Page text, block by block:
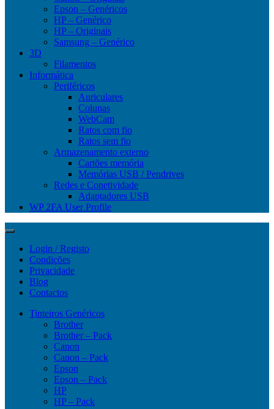
Epson – Genéricos
HP – Genérico
HP – Originais
Samsung – Genérico
3D
Filamentos
Informática
Periféricos
Auriculares
Colunas
WebCam
Ratos com fio
Ratos sem fio
Armazenamento externo
Cartões memória
Memórias USB / Pendrives
Redes e Conetividade
Adaptadores USB
WP 2FA User Profile
Login / Registo
Condições
Privacidade
Blog
Contactos
Tinteiros Genéricos
Brother
Brother – Pack
Canon
Canon – Pack
Epson
Epson – Pack
HP
HP – Pack